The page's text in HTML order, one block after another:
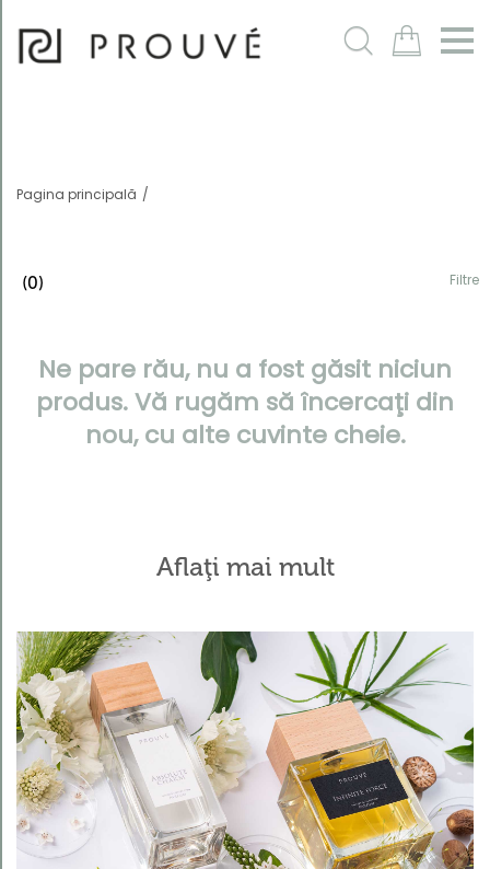
m
Pagina principală
(0) Filtre
Ne pare rău, nu a fost găsit niciun
produs. Vă rugăm să încercaţi din
nou, cu alte cuvinte cheie.
Filtre
Ordonează
după
Aflaţi mai mult